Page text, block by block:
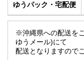
ゆうパック・宅配便
※沖縄県への配送を
ゆうメール)にて
配送となりますので